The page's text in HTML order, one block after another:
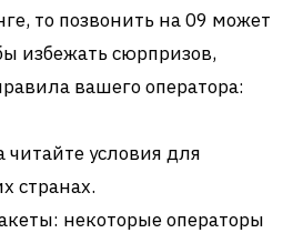
то позвонить на 09 может
избежать сюрпризов,
вашего оператора:
читайте условия для
странах.
некоторые операторы